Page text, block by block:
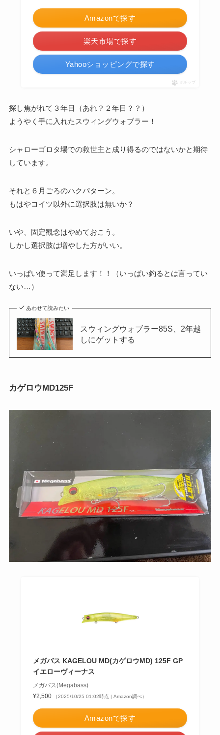
Amazonで探す
楽天市場で探す
Yahooショッピングで探す
ポチップ
探し焦がれて３年目（あれ？２年目？？）
ようやく手に入れたスウィングウォブラー！
シャローゴロタ場での救世主と成り得るのではないかと期待
しています。
それと６月ごろのハクパターン。
もはやコイツ以外に選択肢は無いか？
いや、固定観念はやめておこう。
しかし選択肢は増やした方がいい。
いっぱい使って満足します！！（いっぱい釣るとは言ってい
ない…）
あわせて読みたい
スウィングウォブラー85S、2年越
しにゲットする
カゲロウMD125F
メガバス KAGELOU MD(カゲロウMD) 125F GP
イエローヴィーナス
メガバス(Megabass)
¥2,500
（2025/10/25 01:02時点 | Amazon調べ）
Amazonで探す